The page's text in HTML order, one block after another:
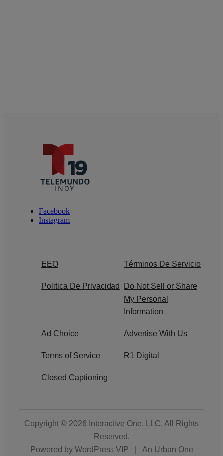
Facebook
Instagram
EEO Términos De Servicio
Politica De Privacidad
Do Not Sell or Share
My Personal
Information
Ad Choice Advertise With Us
Terms of Service R1 Digital
Closed Captioning
Copyright © 2026 Interactive One, LLC. All Rights
Reserved.
Powered by WordPress VIP
An Urban One